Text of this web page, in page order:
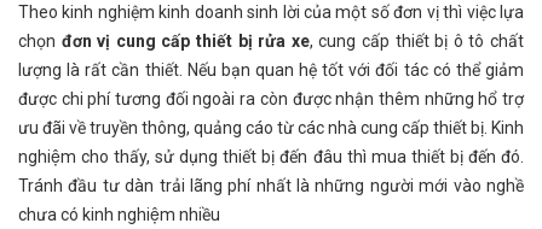
Theo kinh nghiệm kinh doanh sinh lời của một số đơn vị thì việc lựa
chọn đơn vị cung cấp thiết bị rửa xe, cung cấp thiết bị ô tô chất
lượng là rất cần thiết. Nếu bạn quan hệ tốt với đối tác có thể giảm
được chi phí tương đối ngoài ra còn được nhận thêm những hổ trợ
ưu đãi về truyền thông, quảng cáo từ các nhà cung cấp thiết bị. Kinh
nghiệm cho thấy, sử dụng thiết bị đến đâu thì mua thiết bị đến đó.
Tránh đầu tư dàn trải lãng phí nhất là những người mới vào nghề
chưa có kinh nghiệm nhiều